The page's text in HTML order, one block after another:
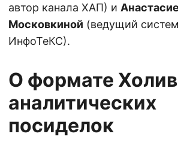
автор канала ХАП) и
Московкиной (ведущий
ИнфоТеКС).
О формате
аналитических
посиделок